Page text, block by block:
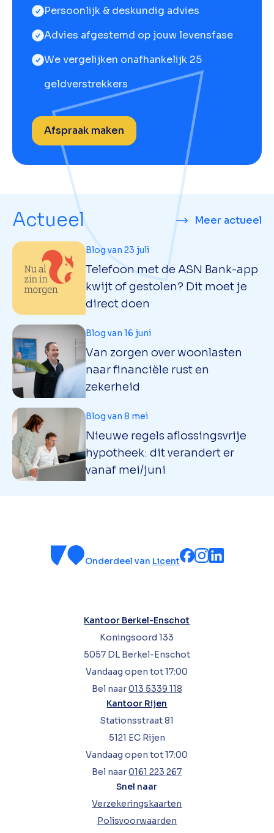
Persoonlijk & deskundig advies
Advies afgestemd op jouw levensfase
We vergelijken onafhankelijk 25
geldverstrekkers
Afspraak maken
Actueel Meer actueel
Telefoon met de ASN Bank-app
kwijt of gestolen? Dit moet je
direct doen
Blog van 23 juli
Van zorgen over woonlasten
naar financiële rust en
zekerheid
Blog van 16 juni
Nieuwe regels aflossingsvrije
hypotheek: dit verandert er
vanaf mei/juni
Blog van 8 mei
Onderdeel van Licent
Kantoor Berkel-Enschot
Koningsoord 133
5057 DL Berkel-Enschot
Vandaag open tot 17:00
Bel naar013 5339 118
Kantoor Rijen
Stationsstraat 81
5121 EC Rijen
Vandaag open tot 17:00
Bel naar0161 223 267
Snel naar
Verzekeringskaarten
Polisvoorwaarden